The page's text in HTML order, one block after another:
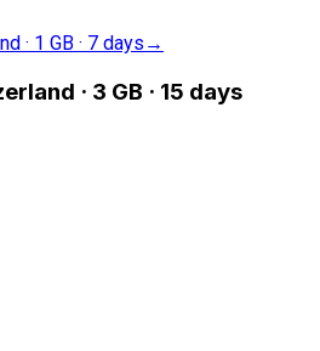
· 1 GB · 7 days →
· 3 GB · 15 days